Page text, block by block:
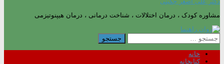
مشاوره کودک ، درمان اختلالات ، شناخت درمانی ، درمان هیپنوتیزمی
جستجو
برای:
خانه
کتابخانه